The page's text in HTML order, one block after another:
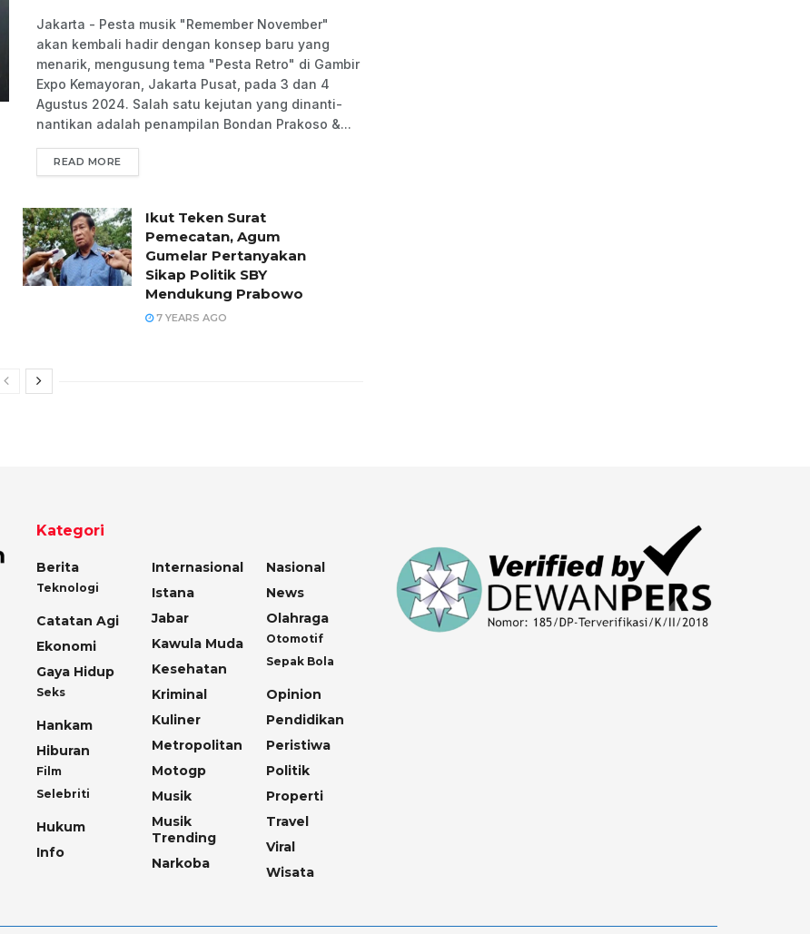
Jakarta - Pesta musik "Remember November"
akan kembali hadir dengan konsep baru yang
menarik, mengusung tema "Pesta Retro" di Gambir
Expo Kemayoran, Jakarta Pusat, pada 3 dan 4
Agustus 2024. Salah satu kejutan yang dinanti-
nantikan adalah penampilan Bondan Prakoso &...
READ MORE
Ikut Teken Surat
Pemecatan, Agum
Gumelar Pertanyakan
Sikap Politik SBY
Mendukung Prabowo
7 YEARS AGO
Kategori
Berita
Teknologi
Catatan Agi
Ekonomi
Gaya Hidup
Seks
Hankam
Hiburan
Film
Selebriti
Hukum
Info
Internasional
Istana
Jabar
Kawula Muda
Kesehatan
Kriminal
Kuliner
Metropolitan
Motogp
Musik
Musik
Trending
Narkoba
Nasional
News
Olahraga
Otomotif
Sepak Bola
Opinion
Pendidikan
Peristiwa
Politik
Properti
Travel
Viral
Wisata